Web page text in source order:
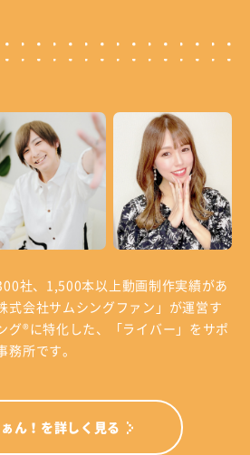
社、1,500本以上動画制作実績があ
式会社サムシングファン」が運営す
グ®に特化した、「ライバー」をサポ
務所です。
ん！を詳しく見る